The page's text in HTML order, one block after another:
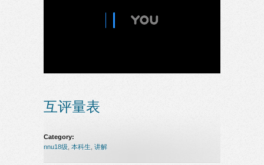
互评量表
Category:
nnu18级 本科生 讲解